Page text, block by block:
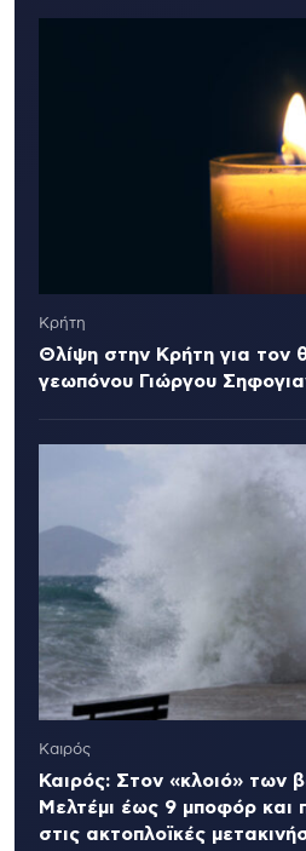
Κρήτη
Θλίψη στην Κρήτη για τον
γεωπόνου Γιώργου
Καιρός
Καιρός: Στον «κλοιό» των
Μελτέμι έως 9 μποφόρ και
στις ακτοπλοϊκές